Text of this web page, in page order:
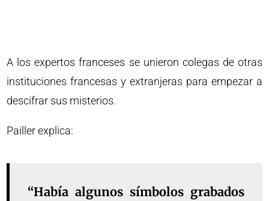
A los expertos franceses se unieron colegas de otras
instituciones francesas y extranjeras para empezar a
descifrar sus misterios.
Pailler explica:
“Había algunos símbolos grabados